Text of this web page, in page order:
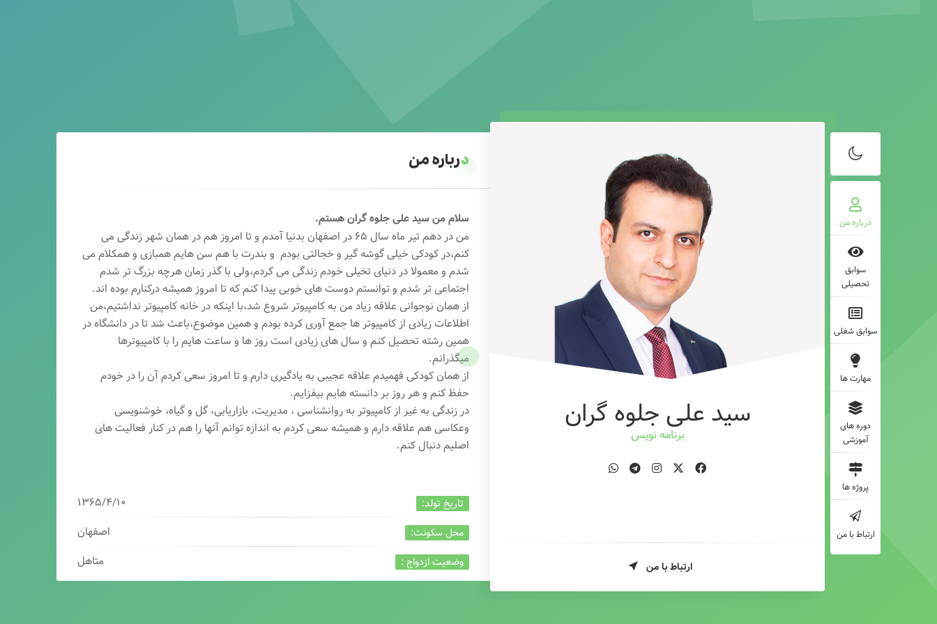
درباره من
سوابق
تحصیلی
سوابق شغلی
مهارت ها
دوره های
آموزشی
پروژه ها
ارتباط با من
سید علی جلوه گران
برنامه نویس
ارتباط با من
درباره من
سلام من سید علی جلوه گران هستم.
من در دهم تیر ماه سال ۶۵ در اصفهان بدنیا آمدم و تا امروز هم در همان شهر زندگی می
کنم،در کودکی خیلی گوشه گیر و خجالتی بودم و بندرت با هم سن هایم همبازی و همکلام می
شدم و معمولا در دنیای تخیلی خودم زندگی می کردم،ولی با گذر زمان هرچه بزرگ تر شدم
اجتماعی تر شدم و توانستم دوست های خوبی پیدا کنم که تا امروز همیشه درکنارم بوده اند.
از همان نوجوانی علاقه زیاد من به کامپیوتر شروع شد،با اینکه در خانه کامپیوتر نداشتیم،من
اطلاعات زیادی از کامپیوتر ها جمع آوری کرده بودم و همین موضوع،باعث شد تا در دانشگاه در
همین رشته تحصیل کنم و سال های زیادی است روز ها و ساعت هایم را با کامپیوترها
میگذرانم.
از همان کودکی فهمیدم علاقه عجیبی به یادگیری دارم و تا امروز سعی کردم آن را در خودم
حفظ کنم و هر روز بر دانسته هایم بیفزایم.
در زندگی به غیر از کامپیوتر به روانشناسی ، مدیریت، بازاریابی، گل و گیاه، خوشنویسی
وعکاسی هم علاقه دارم و همیشه سعی کردم به اندازه توانم آنها را هم در کنار فعالیت های
اصلیم دنبال کنم.
تاریخ تولد: ۱۳۶۵/۴/۱۰
محل سکونت: اصفهان
وضعیت ازدواج : متاهل